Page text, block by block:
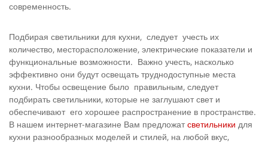
современность.
Подбирая светильники для кухни, следует учесть их
количество, месторасположение, электрические показатели и
функциональные возможности. Важно учесть, насколько
эффективно они будут освещать труднодоступные места
кухни. Чтобы освещение было правильным, следует
подбирать светильники, которые не заглушают свет и
обеспечивают его хорошее распространение в пространстве.
В нашем интернет-магазине Вам предложатсветильники для
кухни разнообразных моделей и стилей, на любой вкус,